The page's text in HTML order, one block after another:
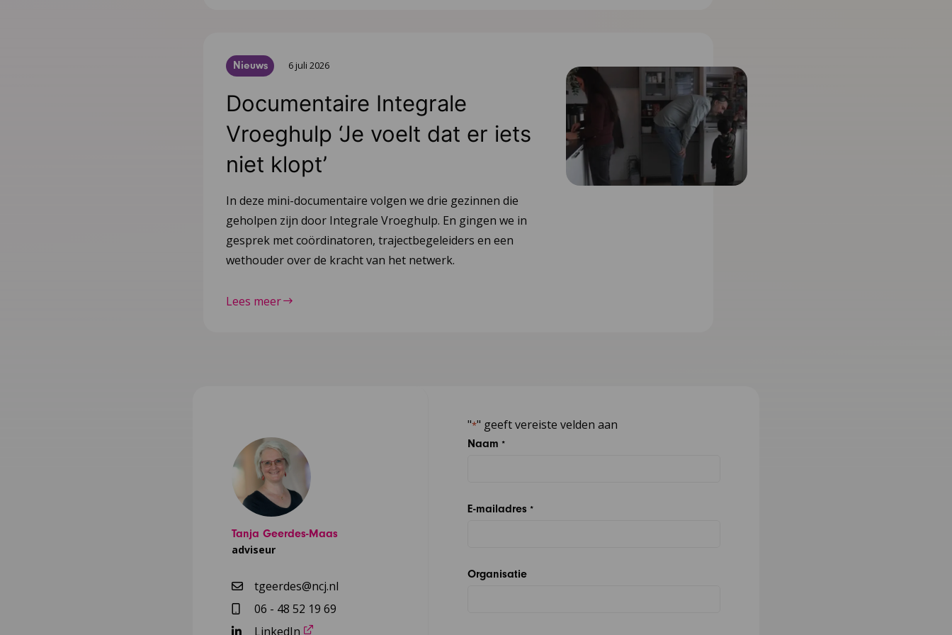
Nieuws 6 juli 2026
Documentaire Integrale
Vroeghulp ‘Je voelt dat er iets
niet klopt’
In deze mini-documentaire volgen we drie gezinnen die
geholpen zijn door Integrale Vroeghulp. En gingen we in
gesprek met coördinatoren, trajectbegeleiders en een
wethouder over de kracht van het netwerk.
Lees meer
Tanja Geerdes-Maas
adviseur
tgeerdes@ncj.nl
06 - 48 52 19 69
LinkedIn
"*" geeft vereiste velden aan
Naam *
E-mailadres *
Organisatie